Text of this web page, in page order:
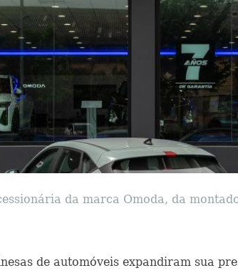
da marca Omoda, da
de automóveis expandiram sua